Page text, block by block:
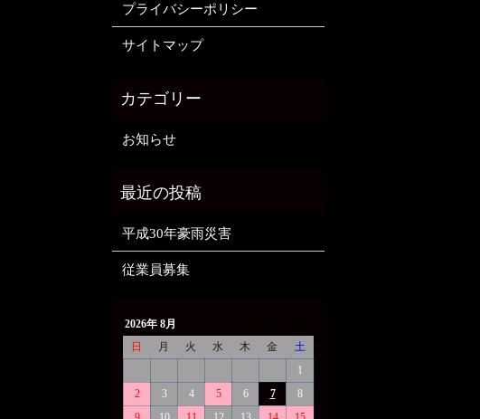
プライバシーポリシー
サイトマップ
お知らせ
平成30年豪雨災害
従業員募集
2026年 8月
日
月 火 水 木 金
土
1
2
3 4 5 6 7
8